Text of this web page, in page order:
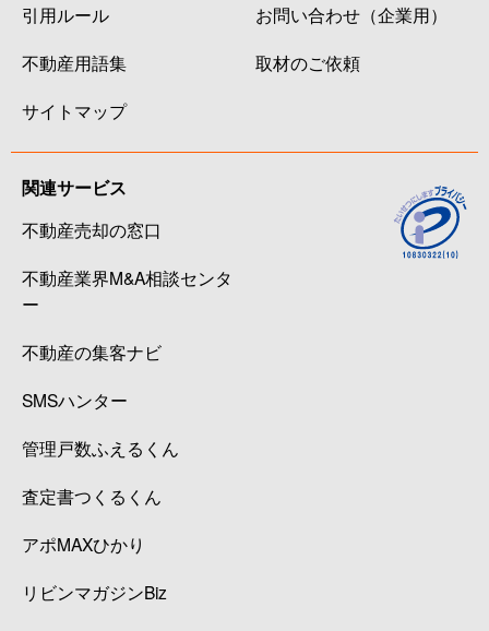
引用ルール
不動産用語集
サイトマップ
お問い合わせ（企業用）
取材のご依頼
関連サービス
不動産売却の窓口
不動産業界M&A相談センタ
ー
不動産の集客ナビ
SMSハンター
管理戸数ふえるくん
査定書つくるくん
アポMAXひかり
リビンマガジンBiz